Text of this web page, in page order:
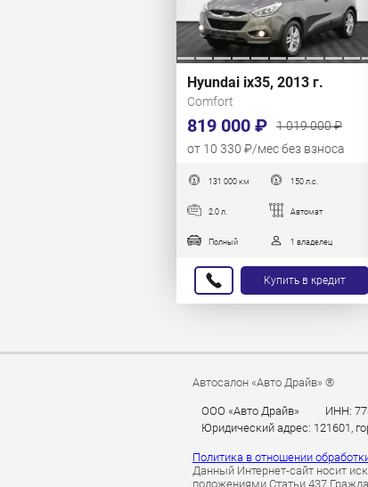
Hyundai ix35, 2013 г.
Comfort
819 000 ₽
1 019 000 ₽
от 10 330 ₽/мес без взноса
131 000 км 150 л.с.
2.0 л. Автомат
Полный 1 владелец
Купить в кредит
Автосалон «Авто Драйв» ®
ООО «Авто Драйв» ИНН:
Юридический адрес: 121601,
Политика в отношении
Данный Интернет-сайт носит
положениями Статьи 437